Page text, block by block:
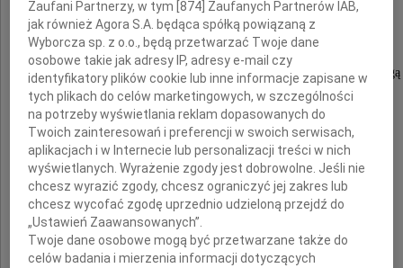
Mistrza, Nauczyciela,
który inspirował kolejne pokolenia twórców.
Pokazywał młodym artystom ścieżki, po których mogą
Tego dziedzictwa nigdy nie zapomnimy.
Rodzinie
składamy
wyrazy głębokiego współczucia
Dyrektor i Pracownicy Teatru Żydowskiego
Zaufani Partnerzy, w tym [874] Zaufanych Partnerów IAB,
jak również Agora S.A. będąca spółką powiązaną z
Wyborcza sp. z o.o., będą przetwarzać Twoje dane
osobowe takie jak adresy IP, adresy e-mail czy
identyfikatory plików cookie lub inne informacje zapisane w
tych plikach do celów marketingowych, w szczególności
na potrzeby wyświetlania reklam dopasowanych do
Twoich zainteresowań i preferencji w swoich serwisach,
aplikacjach i w Internecie lub personalizacji treści w nich
wyświetlanych. Wyrażenie zgody jest dobrowolne. Jeśli nie
chcesz wyrazić zgody, chcesz ograniczyć jej zakres lub
chcesz wycofać zgodę uprzednio udzieloną przejdź do
„Ustawień Zaawansowanych”.
Twoje dane osobowe mogą być przetwarzane także do
celów badania i mierzenia informacji dotyczących